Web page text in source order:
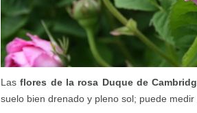
Las flores de la rosa Duque de
suelo bien drenado y pleno sol; puede medir